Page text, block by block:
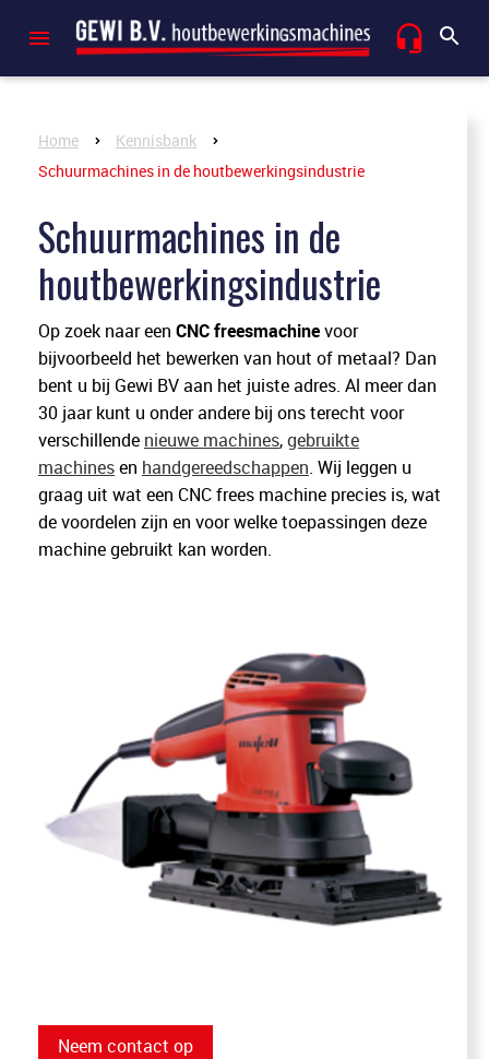
Home
Kennisbank
Schuurmachines in de houtbewerkingsindustrie
Schuurmachines in de
houtbewerkingsindustrie
Op zoek naar een CNC freesmachinevoor
bijvoorbeeld het bewerken van hout of metaal? Dan
bent u bij Gewi BV aan het juiste adres. Al meer dan
30 jaar kunt u onder andere bij ons terecht voor
verschillende nieuwe machines,gebruikte
machinesen handgereedschappen. Wij leggen u
graag uit wat een CNC frees machine precies is, wat
de voordelen zijn en voor welke toepassingen deze
machine gebruikt kan worden.
Neem contact op